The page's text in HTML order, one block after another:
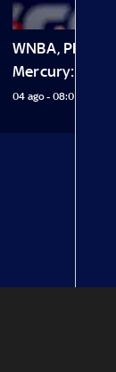
WNBA, Plum
Mercury: 20
04 ago - 08:01